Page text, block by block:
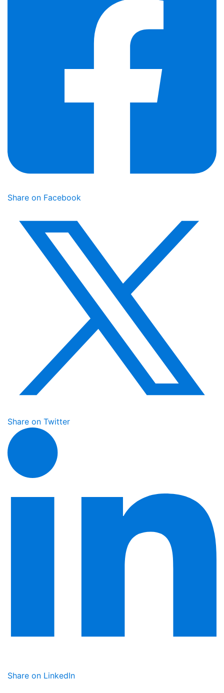
Share on Facebook
Share on Twitter
Share on LinkedIn